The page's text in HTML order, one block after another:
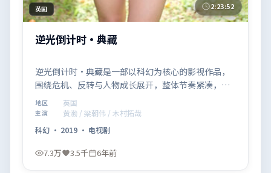
英国 2:23:52
逆光倒计时·典藏
逆光倒计时·典藏是一部以科幻为核心的影视作品，
围绕危机、反转与人物成长展开，整体节奏紧凑，值
得推荐观看。
地区 英国
主演
黄渤 / 梁朝伟 / 木村拓哉
科幻 · 2019 · 电视剧
7.3万 3.5千 6年前